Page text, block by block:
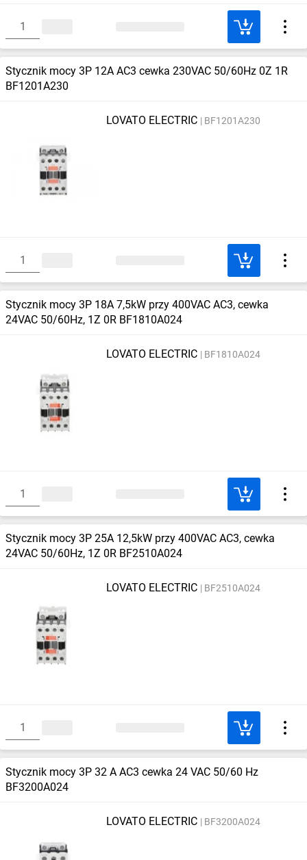
Stycznik mocy 3P 12A AC3 cewka 230VAC 50/60Hz 0Z 1R
BF1201A230
LOVATO ELECTRIC BF1201A230
Stycznik mocy 3P 18A 7,5kW przy 400VAC AC3, cewka
24VAC 50/60Hz, 1Z 0R BF1810A024
LOVATO ELECTRIC BF1810A024
Stycznik mocy 3P 25A 12,5kW przy 400VAC AC3, cewka
24VAC 50/60Hz, 1Z 0R BF2510A024
LOVATO ELECTRIC BF2510A024
Stycznik mocy 3P 32 A AC3 cewka 24 VAC 50/60 Hz
BF3200A024
LOVATO ELECTRIC BF3200A024